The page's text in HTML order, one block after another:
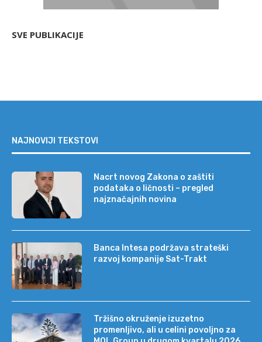
SVE PUBLIKACIJE
NAJNOVIJI TEKSTOVI
Nacrt novog Zakona o zaštiti
podataka o ličnosti – pregled
najznačajnih novina
Banca Intesa podržava strateški
razvoj kompanije Sat-Trakt
Tržišno okruženje izuzetno
promenljivo, ali u celini povoljno za